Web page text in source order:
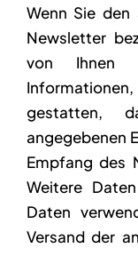
Wenn Sie
Newsletter
von Ihnen
gestatten,
angegebenen
Empfang des
Weitere
Daten
Versand der